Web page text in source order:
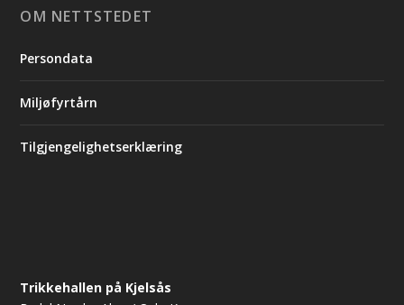
OM NETTSTEDET
Persondata
Miljøfyrtårn
Tilgjengelighetserklæring
Trikkehallen på Kjelsås